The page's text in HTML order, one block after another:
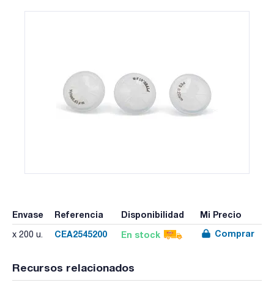
Envase Referencia Disponibilidad Mi Precio
x 200 u. CEA2545200 En stock Comprar
Recursos relacionados